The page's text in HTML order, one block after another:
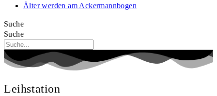
Älter werden am Ackermannbogen
Suche
Suche
Leihstation